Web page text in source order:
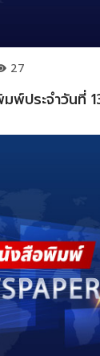
27
พ์ประจำวันที่